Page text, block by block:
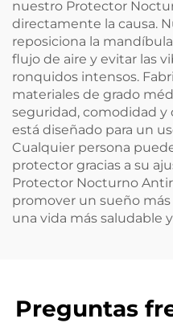
nuestro Protector
directamente la causa.
reposiciona la
flujo de aire y evitar las
ronquidos intensos.
materiales de grado
seguridad, comodidad
está diseñado para un
Cualquier persona
protector gracias a su
Protector Nocturno
promover un sueño más
una vida más saludable
Preguntas